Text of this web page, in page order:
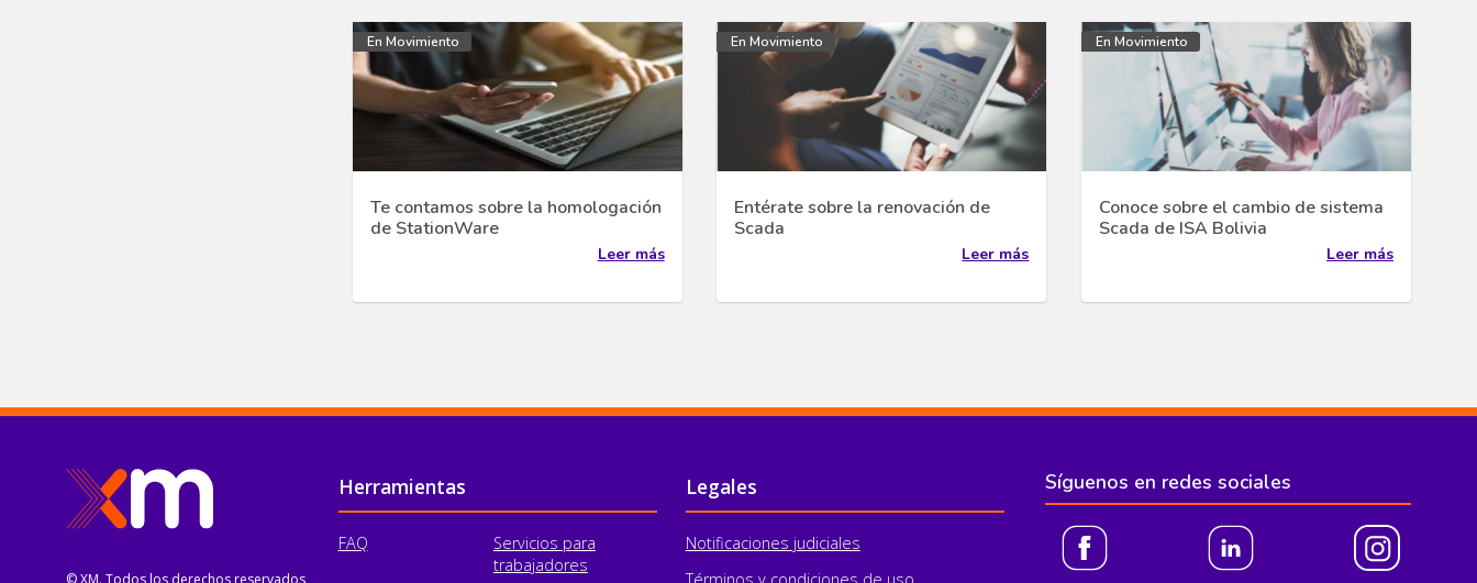
En Movimiento
Te contamos sobre la homologación
de StationWare
Leer más
En Movimiento
Entérate sobre la renovación de
Scada
Leer más
En Movimiento
Conoce sobre el cambio de sistema
Scada de ISA Bolivia
Leer más
Pie de página
Herramientas
FAQ
Servicios para
trabajadores
Legales
Notificaciones judiciales
Términos y condiciones de uso
Síguenos en redes sociales